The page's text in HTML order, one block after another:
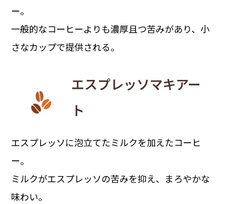
ー。
一般的なコーヒーよりも濃厚且つ苦みがあり、小
さなカップで提供される。
エスプレッソマキアー
ト
エスプレッソに泡立てたミルクを加えたコーヒ
ー。
ミルクがエスプレッソの苦みを抑え、まろやかな
味わい。